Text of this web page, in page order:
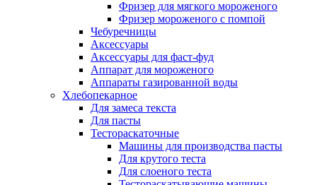
Фризер для мягкого мороженого
Фризер мороженого с помпой
Чебуречницы
Аксессуары
Аксессуары для фаст-фуд
Аппарат для мороженого
Аппараты газированной воды
Хлебопекарное
Для замеса текста
Для пасты
Тестораскаточные
Машины для производства пасты
Для крутого теста
Для слоеного теста